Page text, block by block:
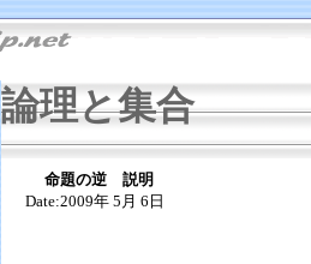
論理と集合
命題の逆 説明
Date:2009年 5月 6日